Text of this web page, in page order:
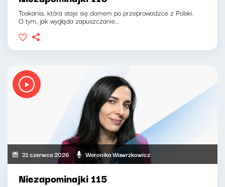
Toskania, która staje się domem po przeprowadzce z Polski.
O tym, jak wygląda zapuszczanie...
21 czerwca 2026 Weronika Wawrzkowicz
Niezapominajki 115